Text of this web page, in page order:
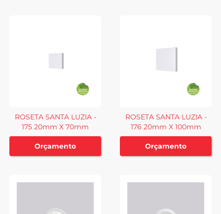
ROSETA SANTA LUZIA -
175 20mm X 70mm
Orçamento
ROSETA SANTA LUZIA -
176 20mm X 100mm
Orçamento